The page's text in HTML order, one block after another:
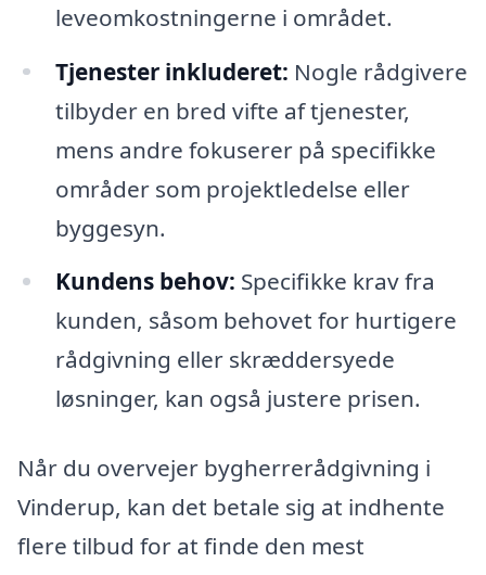
leveomkostningerne i området.
Tjenester inkluderet: Nogle rådgivere
tilbyder en bred vifte af tjenester,
mens andre fokuserer på specifikke
områder som projektledelse eller
byggesyn.
Kundens behov: Specifikke krav fra
kunden, såsom behovet for hurtigere
rådgivning eller skræddersyede
løsninger, kan også justere prisen.
Når du overvejer bygherrerådgivning i
Vinderup, kan det betale sig at indhente
flere tilbud for at finde den mest